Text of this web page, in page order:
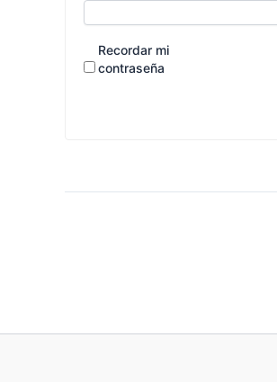
Recordar mi
contraseña